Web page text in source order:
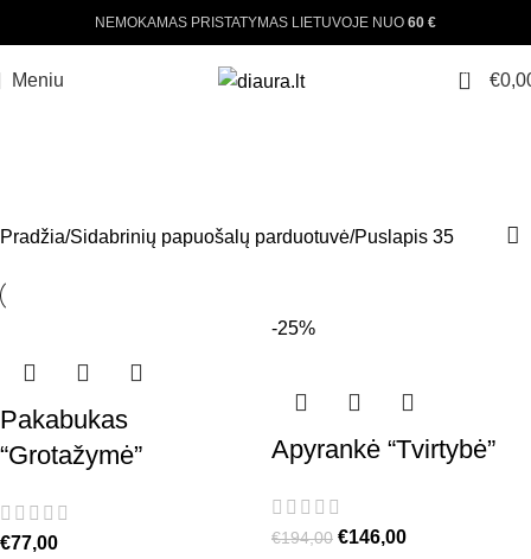
NEMOKAMAS PRISTATYMAS LIETUVOJE NUO 60 €
Meniu 0 €
Pradžia Sidabrinių papuošalų parduotuvė Puslapis 35
Pakabukas
“Grotažymė”
€77,00
-25%
Apyrankė “Tvirtybė”
€194,00 €146,00